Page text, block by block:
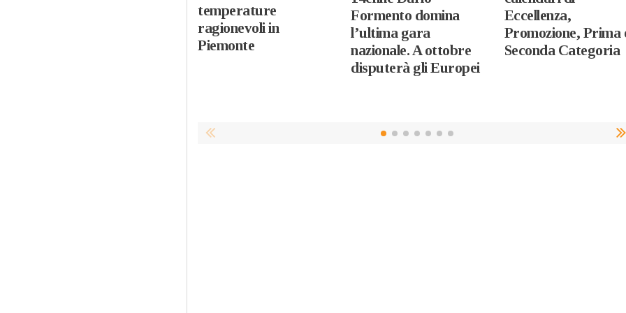
temperature
ragionevoli in
Piemonte
Formento domina
l’ultima gara
nazionale. A ottobre
disputerà gli Europei
Eccellenza,
Promozione, Prima
Seconda Categoria